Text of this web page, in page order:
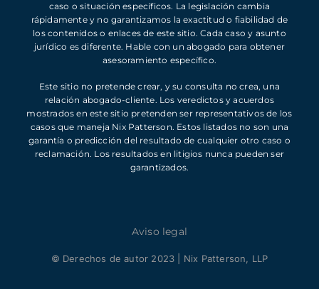
caso o situación específicos. La legislación cambia
rápidamente y no garantizamos la exactitud o fiabilidad de
los contenidos o enlaces de este sitio. Cada caso y asunto
jurídico es diferente. Hable con un abogado para obtener
asesoramiento específico.
Este sitio no pretende crear, y su consulta no crea, una
relación abogado-cliente. Los veredictos y acuerdos
mostrados en este sitio pretenden ser representativos de los
casos que maneja Nix Patterson. Estos listados no son una
garantía o predicción del resultado de cualquier otro caso o
reclamación. Los resultados en litigios nunca pueden ser
garantizados.
© Derechos de autor 2023 | Nix Patterson, LLP
Aviso legal